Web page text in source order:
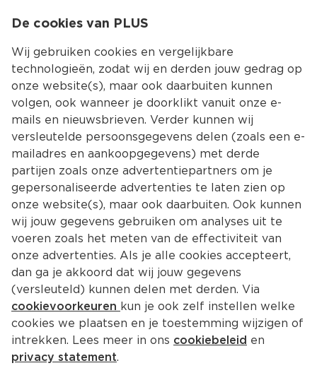
Kies jouw
Terug Producten
Caffèretti Koffiepads regular
Stazak 250 g  (kilo €12.36)
De cookies van PLUS
Wij gebruiken cookies en vergelijkbare
technologieën, zodat wij en derden jouw gedrag op
onze website(s), maar ook daarbuiten kunnen
volgen, ook wanneer je doorklikt vanuit onze e-
mails en nieuwsbrieven. Verder kunnen wij
versleutelde persoonsgegevens delen (zoals een e-
mailadres en aankoopgegevens) met derde
partijen zoals onze advertentiepartners om je
gepersonaliseerde advertenties te laten zien op
onze website(s), maar ook daarbuiten. Ook kunnen
wij jouw gegevens gebruiken om analyses uit te
voeren zoals het meten van de effectiviteit van
onze advertenties. Als je alle cookies accepteert,
dan ga je akkoord dat wij jouw gegevens
(versleuteld) kunnen delen met derden. Via
cookievoorkeuren kun je ook zelf instellen welke
cookies we plaatsen en je toestemming wijzigen of
intrekken. Lees meer in ons cookiebeleid en
privacy statement.